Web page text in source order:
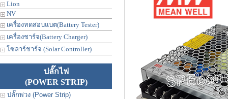
Lion
NV
เครื่องทดสอบแบต(Battery Tester)
เครื่องชาร์จ(Battery Charger)
โซลาร์ชาร์จ (Solar Controller)
ปลั๊กไฟ
(POWER STRIP)
ปลั๊กพ่วง (Power Strip)